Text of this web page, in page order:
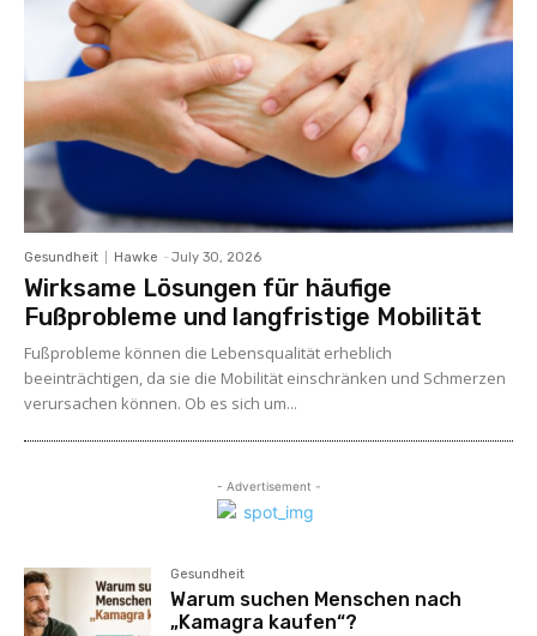
Gesundheit Hawke - July 30, 2026
Wirksame Lösungen für häufige
Fußprobleme und langfristige Mobilität
Fußprobleme können die Lebensqualität erheblich
beeinträchtigen, da sie die Mobilität einschränken und Schmerzen
verursachen können. Ob es sich um...
- Advertisement -
Gesundheit
Warum suchen Menschen nach
„Kamagra kaufen“?